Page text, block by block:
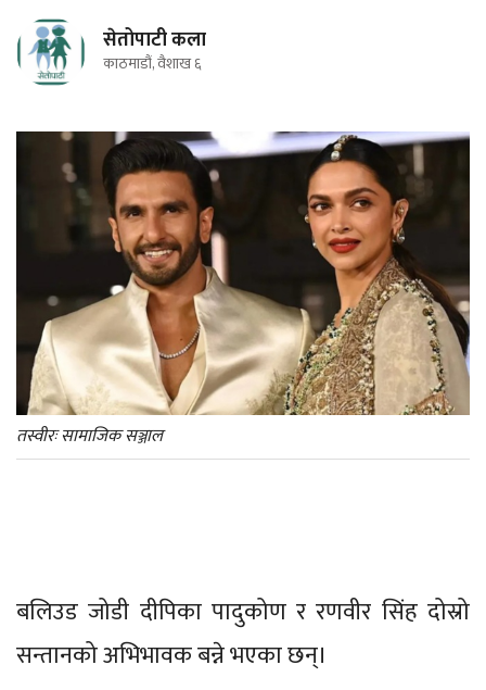
सेतोपाटी कला
काठमाडौं, वैशाख ६
तस्वीरः सामाजिक सञ्जाल
बलिउड जोडी दीपिका पादुकोण र रणवीर सिंह दोस्रो
सन्तानको अभिभावक बन्ने भएका छन्।